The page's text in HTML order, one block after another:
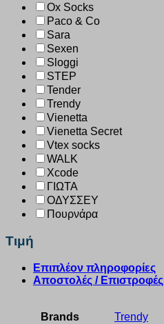
Ox Socks
Paco & Co
Sara
Sexen
Sloggi
STEP
Tender
Trendy
Vienetta
Vienetta Secret
Vtex socks
WALK
Xcode
ΓΙΩΤΑ
ΟΔΥΣΣΕΥ
Πουρνάρα
Τιμή
Επιπλέον πληροφορίες
Αποστολές / Επιστροφές
Brands Trendy